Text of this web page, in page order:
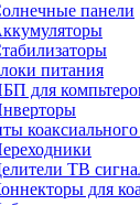
панели
питания
для
коаксиального
ТВ
для